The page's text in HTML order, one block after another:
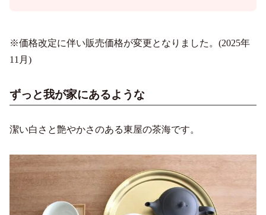
※価格改定に伴い販売価格が変更となりました。(2025年
11月)
ずっと我が家にあるような
潔い白さと艶やかさのある東屋の茶海です。